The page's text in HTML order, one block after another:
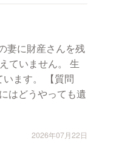
妻に財産さんを残
ていません。 生
【質問
2026年07月22日